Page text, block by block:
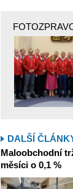
DALŠÍ
Maloobchodní
měsíci o 0,1 %